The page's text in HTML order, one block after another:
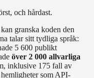
och hårdast.
granska koden den
talar sitt tydliga språk:
5 600 publikt
över 2 000 allvarliga
inklusive 175 fall av
som API-